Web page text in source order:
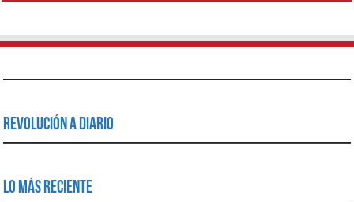
Revolución a Diario
Lo Más Reciente